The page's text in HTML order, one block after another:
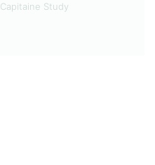
Capitaine Study